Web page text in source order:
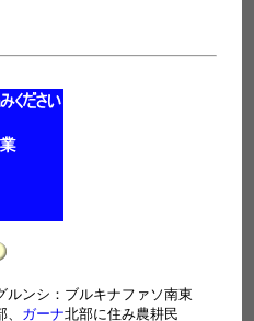
ルンシ：ブルキナファソ南東
、 ガーナ北部に住み農耕民